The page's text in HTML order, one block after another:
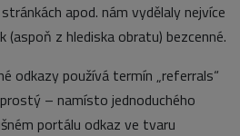
apod. nám vydělaly nejvíce
(aspoň z hlediska obratu) bezcenné.
odkazy používá termín „referrals“
– namísto jednoduchého
portálu odkaz ve tvaru